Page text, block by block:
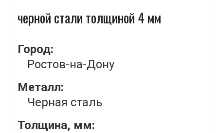
черной стали толщиной 4 мм
Город:
Ростов-на-Дону
Металл:
Черная сталь
Толщина, мм: